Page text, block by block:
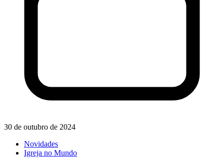
30 de outubro de 2024
Novidades
Igreja no Mundo